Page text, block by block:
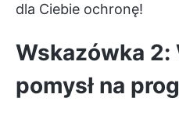
dla Ciebie ochronę!
Wskazówka 2:
pomysł na